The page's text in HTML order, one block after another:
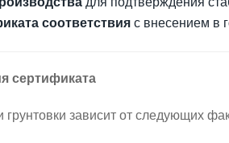
соответствияс внесением в
сертификата
зависит от следующих